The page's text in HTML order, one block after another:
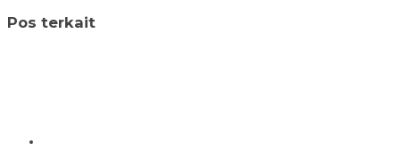
Pos terkait